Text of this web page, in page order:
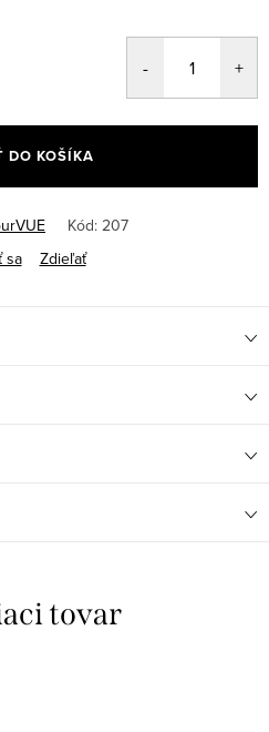
DO KOŠÍKA
Kód: 207
sa
Zdieľať
tovar